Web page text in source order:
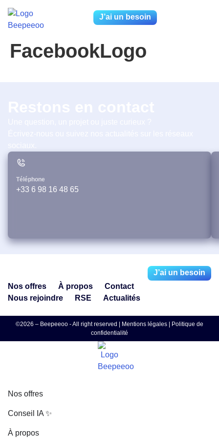
J’ai un besoin
FacebookLogo
Téléphone
+33 6 98 16 48 65
Nos offres À propos
Contact
Nous rejoindre
RSE Actualités
J’ai un besoin
©2026 – Beepeeoo - All right reserved | Mentions légales
Politique de
confidentialité
Nos offres
Conseil IA ✨
À propos